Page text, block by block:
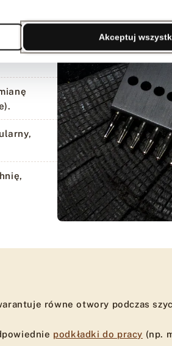
do
równe otwory podczas
podkładki do pracy (np.
Akceptuj